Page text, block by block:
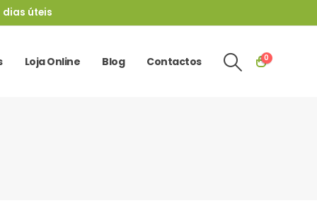
úteis
Loja Online Blog Contactos 0